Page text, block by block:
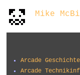
Mike
Arcade
Arcade